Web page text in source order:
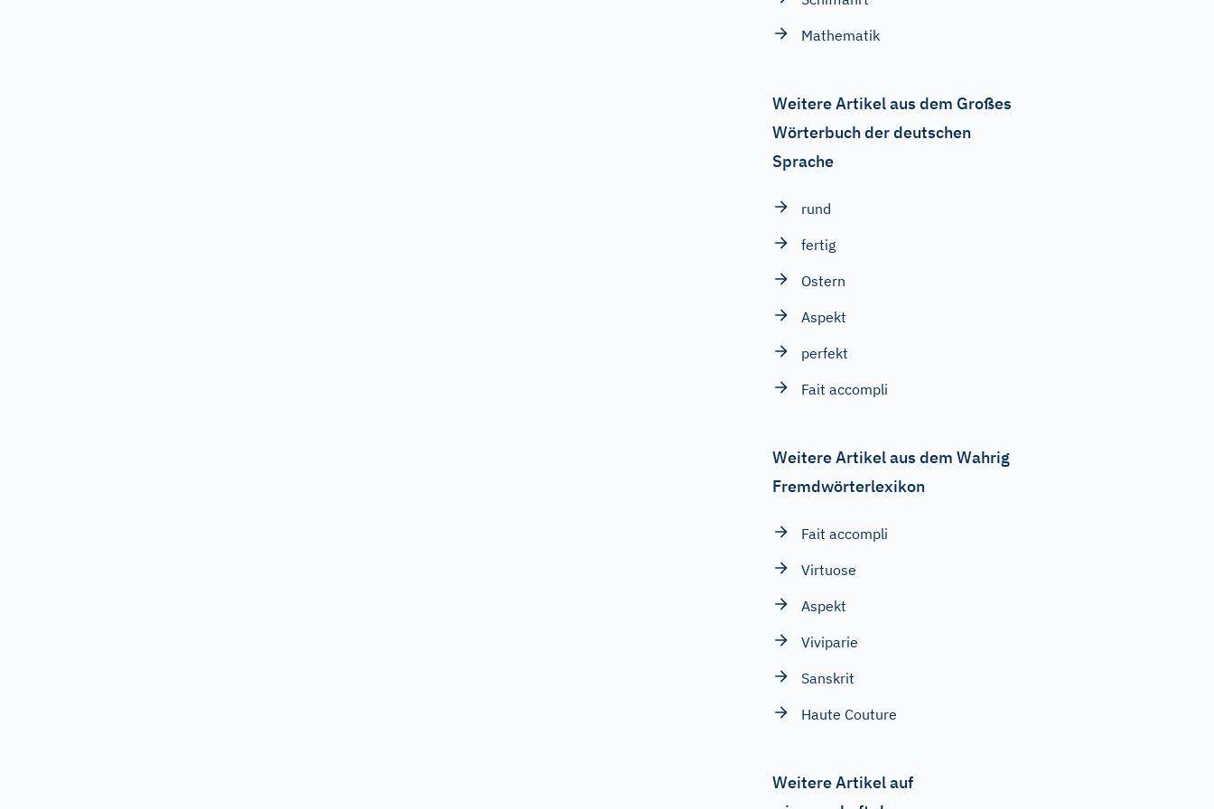
Mathematik
Weitere Artikel aus dem Großes
Wörterbuch der deutschen
Sprache
rund
fertig
Ostern
Aspekt
perfekt
Fait accompli
Weitere Artikel aus dem Wahrig
Fremdwörterlexikon
Fait accompli
Virtuose
Aspekt
Viviparie
Sanskrit
Haute Couture
Weitere Artikel auf